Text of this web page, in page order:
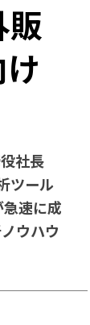
販
社長
ツール
速に成
ウハウ